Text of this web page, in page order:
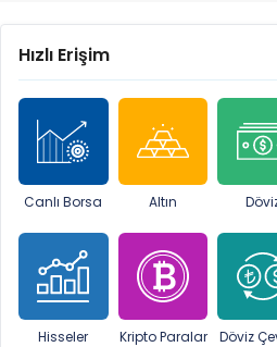
Hızlı Erişim
Canlı Borsa Altın
Hisseler Kripto Paralar Döviz